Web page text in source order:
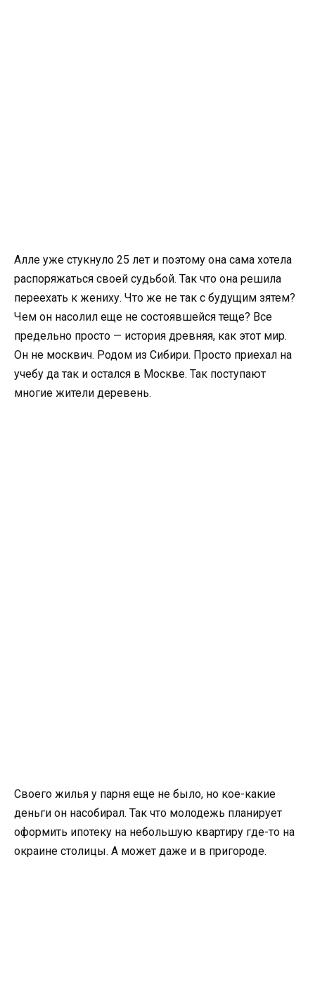
Алле уже стукнуло 25 лет и поэтому она сама хотела
распоряжаться своей судьбой. Так что она решила
переехать к жениху. Что же не так с будущим зятем?
Чем он насолил еще не состоявшейся теще? Все
предельно просто — история древняя, как этот мир.
Он не москвич. Родом из Сибири. Просто приехал на
учебу да так и остался в Москве. Так поступают
многие жители деревень.
Своего жилья у парня еще не было, но кое-какие
деньги он насобирал. Так что молодежь планирует
оформить ипотеку на небольшую квартиру где-то на
окраине столицы. А может даже и в пригороде.